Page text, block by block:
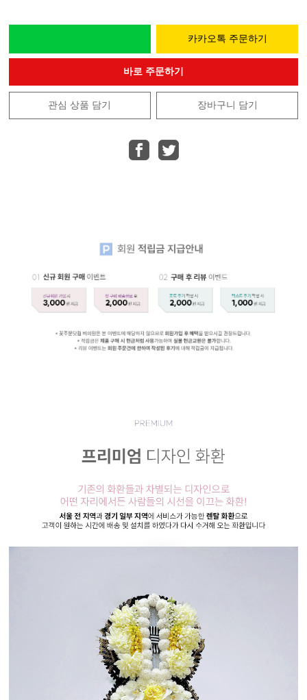
카카오톡 주문하기
바로 주문하기
관심 상품 담기 장바구니 담기